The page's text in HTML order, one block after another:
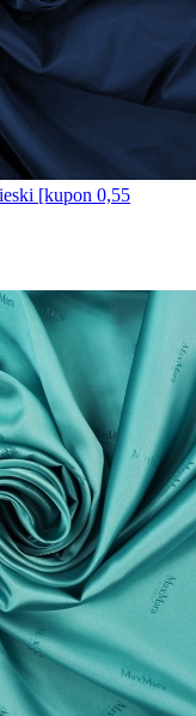
[kupon 0,55